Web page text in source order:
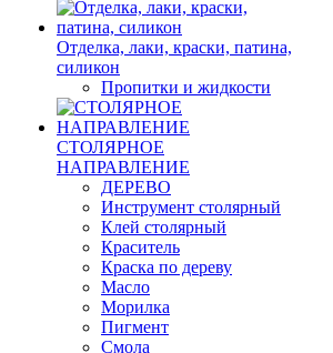
Отделка, лаки, краски, патина,
силикон
Пропитки и жидкости
СТОЛЯРНОЕ
НАПРАВЛЕНИЕ
ДЕРЕВО
Инструмент столярный
Клей столярный
Краситель
Краска по дереву
Масло
Морилка
Пигмент
Смола